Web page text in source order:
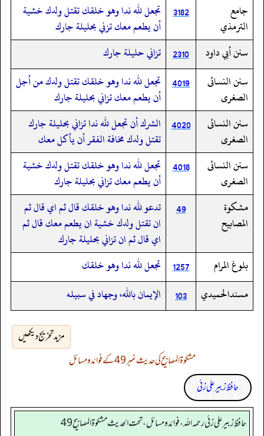
جامع
الترمذي
3182
تجعل لله ندا وهو خلقك تقتل ولدك خشية
أن يطعم معك تزني بحليلة جارك
سنن أبي داود
2310
تزاني حليلة جارك
سنن النسائى
الصغرى
4019 تجعل لله ندا وهو خلقك تقتل ولدك من أجل
أن يطعم معك تزاني بحليلة جارك
سنن النسائى
الصغرى
4020 الشرك أن تجعل لله ندا تزاني بحليلة جارك
تقتل ولدك مخافة الفقر أن يأكل معك
سنن النسائى
الصغرى
4018
تجعل لله ندا وهو خلقك تقتل ولدك خشية
أن يطعم معك تزاني بحليلة جارك
مشكوة
المصابيح
49
تدعو لله ندا وهو خلقك قال ثم اي قال ثم
ان تقتل ولدك خشية ان يطعم معك قال ثم
اي قال ثم ان تزاني بحليلة جارك
بلوغ المرام
1257
تجعل لله ندا وهو خلقك
مسندالحميدي
103 الإيمان بالله، وجهاد في سبيله
مزید تخریج دیکھیں
مشکوۃ المصابیح کی حدیث نمبر 49 کے فوائد و مسائل
حافظ زبیر علی زئی
حافظ زبير على زئي رحمه الله، فوائد و مسائل، تحت الحديث مشكوة المصابيح 49